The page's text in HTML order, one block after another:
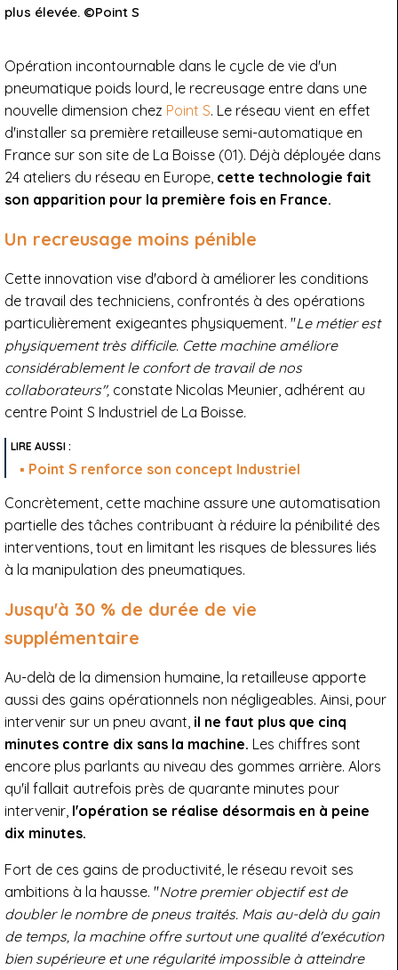
plus élevée. ©Point S
Opération incontournable dans le cycle de vie d'un
pneumatique poids lourd, le recreusage entre dans une
nouvelle dimension chez Point S. Le réseau vient en effet
d'installer sa première retailleuse semi-automatique en
France sur son site de La Boisse (01). Déjà déployée dans
24 ateliers du réseau en Europe, cette technologie fait
son apparition pour la première fois en France.
Un recreusage moins pénible
Cette innovation vise d'abord à améliorer les conditions
de travail des techniciens, confrontés à des opérations
particulièrement exigeantes physiquement. "Le métier est
physiquement très difficile. Cette machine améliore
considérablement le confort de travail de nos
collaborateurs", constate Nicolas Meunier, adhérent au
centre Point S Industriel de La Boisse.
Point S renforce son concept Industriel
Concrètement, cette machine assure une automatisation
partielle des tâches contribuant à réduire la pénibilité des
interventions, tout en limitant les risques de blessures liés
à la manipulation des pneumatiques.
Jusqu'à 30 % de durée de vie
supplémentaire
Au-delà de la dimension humaine, la retailleuse apporte
aussi des gains opérationnels non négligeables. Ainsi, pour
intervenir sur un pneu avant, il ne faut plus que cinq
minutes contre dix sans la machine. Les chiffres sont
encore plus parlants au niveau des gommes arrière. Alors
qu'il fallait autrefois près de quarante minutes pour
intervenir, l'opération se réalise désormais en à peine
dix minutes.
Fort de ces gains de productivité, le réseau revoit ses
ambitions à la hausse. "Notre premier objectif est de
doubler le nombre de pneus traités. Mais au-delà du gain
de temps, la machine offre surtout une qualité d'exécution
bien supérieure et une régularité impossible à atteindre